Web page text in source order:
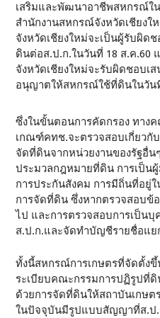
เสริมและพัฒนาอาชีพสหกรณ์ใ
สำนักงานสหกรณ์จังหวัดเชียง
จังหวัดเชียงใหม่จะเป็นผู้รับผิ
ดินต่อส.ป.ก.ในวันที่ 18 ส.ค.60
จังหวัดเชียงใหม่จะรับผิดชอบเส
อนุญาตให้สหกรณ์ใช้ที่ดินในวัน
ซึ่งในขั้นตอนการคัดกรอง ทาง
เกณฑ์คทช.จะตรวจสอบเกี่ยวกั
จัดที่ดินจากหน่วยงานของรัฐอื่
ประมวลกฎหมายที่ดิน การเป็น
การประกันสังคม การมีถิ่นที่อยู่
การจัดที่ดิน ซึ่งหากตรวจสอบข้
ไป และการตรวจสอบการเป็น
ส.ป.ก.และจัดทำบัญชีรายชื่อแย
ทั้งนี้สหกรณ์การเกษตรที่จัดตั้งขึ้
ระเบียบคณะกรรมการปฏิรูปที่ดิ
ด้วยการจัดที่ดินให้สถาบันเกษต
ในปัจจุบันมีรูปแบบสัญญาที่ส.ป.